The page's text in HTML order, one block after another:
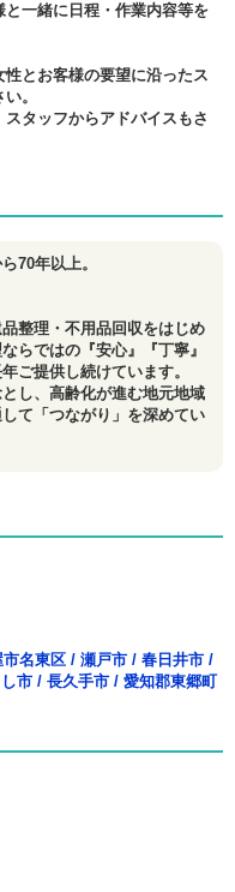
一緒に日程・作業内容等を
とお客様の要望に沿ったス
。
タッフからアドバイスもさ
70年以上。
整理・不用品回収をはじめ
らではの『安心』『丁寧』
ご提供し続けています。
し、高齢化が進む地元地域
て「つながり」を深めてい
市名東区 / 瀬戸市 / 春日井市 /
市 / 長久手市 / 愛知郡東郷町